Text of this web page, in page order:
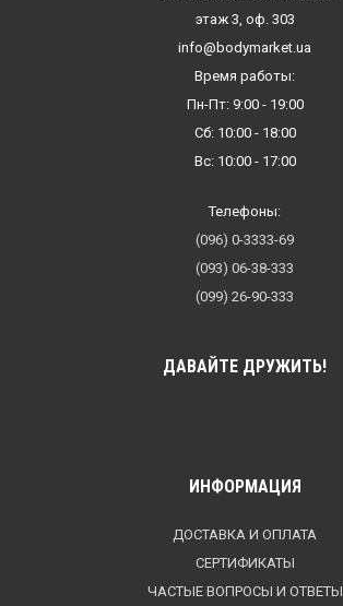
этаж 3, оф. 303
info@bodymarket.ua
Время работы:
Пн-Пт: 9:00 - 19:00
Сб: 10:00 - 18:00
Вс: 10:00 - 17:00
Телефоны:
(096) 0-3333-69
(093) 06-38-333
(099) 26-90-333
ДАВАЙТЕ ДРУЖИТЬ!
ИНФОРМАЦИЯ
ДОСТАВКА И ОПЛАТА
СЕРТИФИКАТЫ
ЧАСТЫЕ ВОПРОСЫ И ОТВЕТЫ